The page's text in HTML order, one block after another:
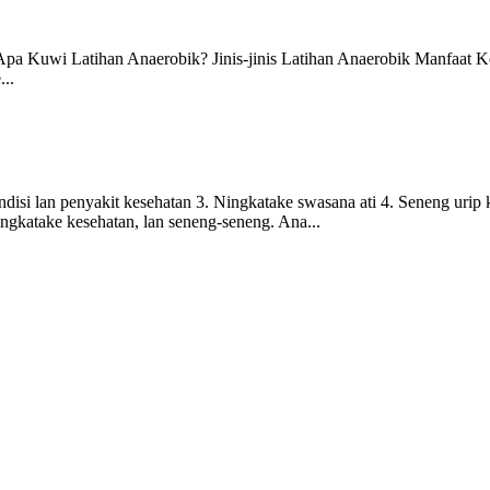
Kuwi Latihan Anaerobik? Jinis-jinis Latihan Anaerobik Manfaat
lan penyakit kesehatan 3. Ningkatake swasana ati 4. Seneng
kesehatan, lan seneng-seneng. Ana...